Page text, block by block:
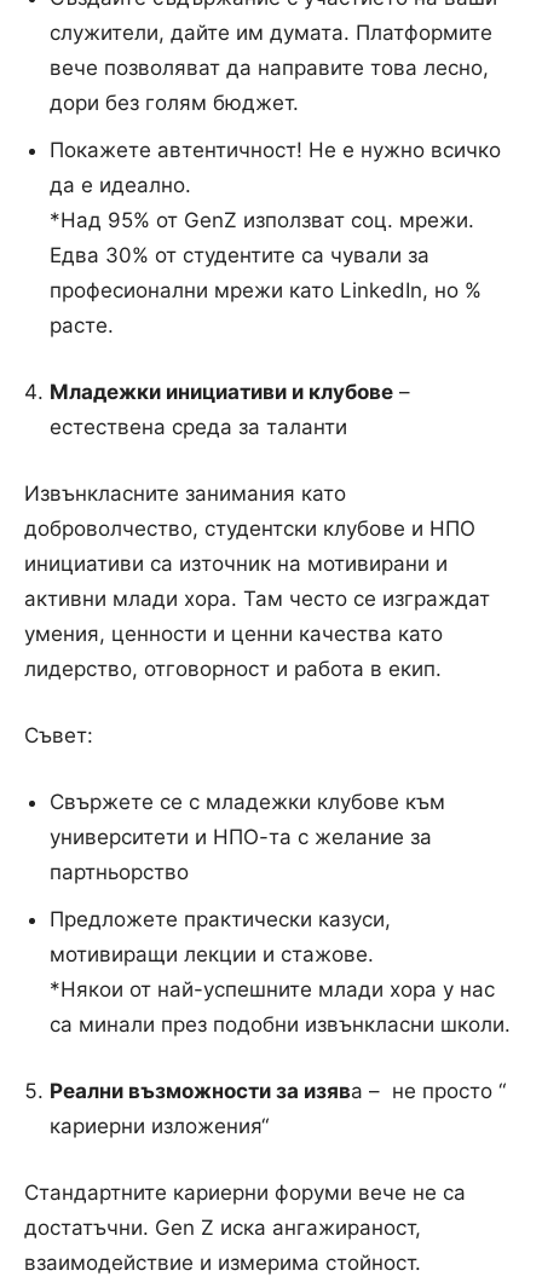
служители, дайте им думата. Платформите
вече позволяват да направите това лесно,
дори без голям бюджет.
Покажете автентичност! Не е нужно всичко
да е идеално.
*Над 95% от GenZ използват соц. мрежи.
Едва 30% от студентите са чували за
професионални мрежи като LinkedIn, но %
расте.
Младежки инициативи и клубове –
естествена среда за таланти
Извънкласните занимания като
доброволчество, студентски клубове и НПО
инициативи са източник на мотивирани и
активни млади хора. Там често се изграждат
умения, ценности и ценни качества като
лидерство, отговорност и работа в екип.
Съвет:
Свържете се с младежки клубове към
университети и НПО-та с желание за
партньорство
Предложете практически казуси,
мотивиращи лекции и стажове.
*Някои от най-успешните млади хора у нас
са минали през подобни извънкласни школи.
Реални възможности за изява – не просто “
кариерни изложения“
Стандартните кариерни форуми вече не са
достатъчни. Gen Z иска ангажираност,
взаимодействие и измерима стойност.